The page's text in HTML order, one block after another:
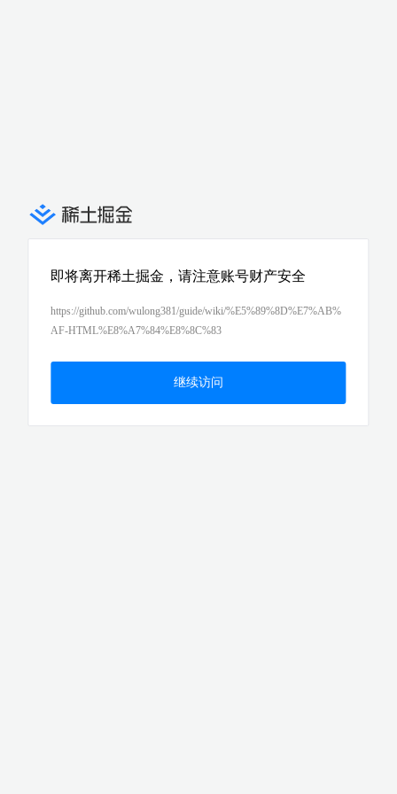
即将离开稀土掘金，请注意账号财产安全
https://github.com/wulong381/guide/wiki/%E5%89%8D%E7%AB%
AF-HTML%E8%A7%84%E8%8C%83
继续访问